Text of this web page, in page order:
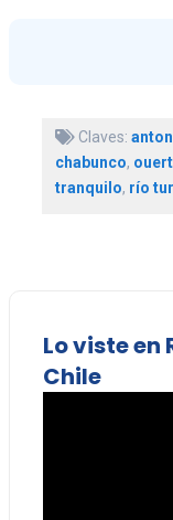
Claves:
chabunco,
tranquilo, río
Lo viste en
Chile